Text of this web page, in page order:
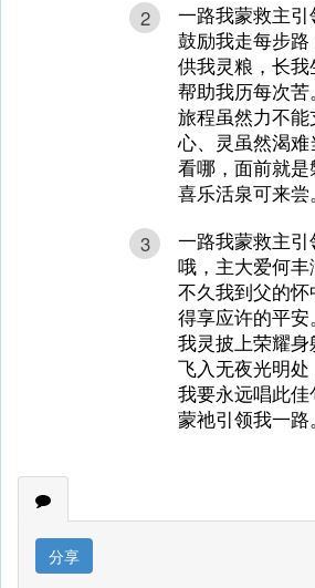
2
一路我蒙救主引
鼓励我走每步路
供我灵粮，长我
帮助我历每次苦。
旅程虽然力不能
心、灵虽然渴难
看哪，面前就是
喜乐活泉可来尝。
3
一路我蒙救主引
哦，主大爱何丰
不久我到父的怀
得享应许的平安。
我灵披上荣耀身
飞入无夜光明处
我要永远唱此佳
蒙祂引领我一路。
分享